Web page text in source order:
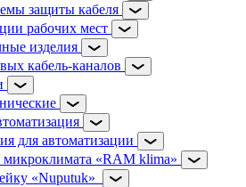
защиты кабеля
рабочих мест
изделия
кабель-каналов
для автоматизации
микроклимата «RAM klima»
«Nuputuk»